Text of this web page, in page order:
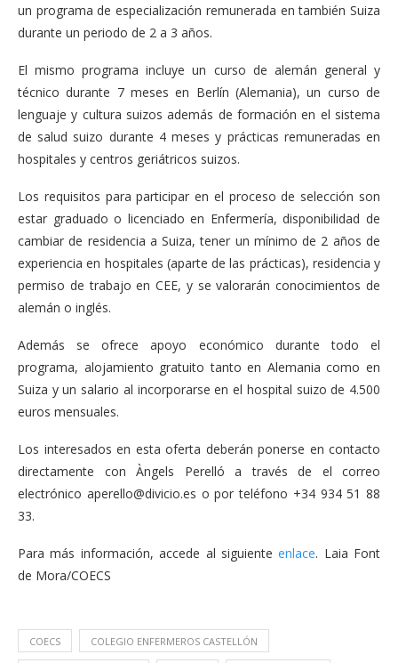
un programa de especialización remunerada en también Suiza
durante un periodo de 2 a 3 años.
El mismo programa incluye un curso de alemán general y
técnico durante 7 meses en Berlín (Alemania), un curso de
lenguaje y cultura suizos además de formación en el sistema
de salud suizo durante 4 meses y prácticas remuneradas en
hospitales y centros geriátricos suizos.
Los requisitos para participar en el proceso de selección son
estar graduado o licenciado en Enfermería, disponibilidad de
cambiar de residencia a Suiza, tener un mínimo de 2 años de
experiencia en hospitales (aparte de las prácticas), residencia y
permiso de trabajo en CEE, y se valorarán conocimientos de
alemán o inglés.
Además se ofrece apoyo económico durante todo el
programa, alojamiento gratuito tanto en Alemania como en
Suiza y un salario al incorporarse en el hospital suizo de 4.500
euros mensuales.
Los interesados en esta oferta deberán ponerse en contacto
directamente con Àngels Perelló a través de el correo
electrónico aperello@divicio.es o por teléfono +34 934 51 88
33.
Para más información, accede al siguienteenlace. Laia Font
de Mora/COECS
COECS COLEGIO ENFERMEROS CASTELLÓN